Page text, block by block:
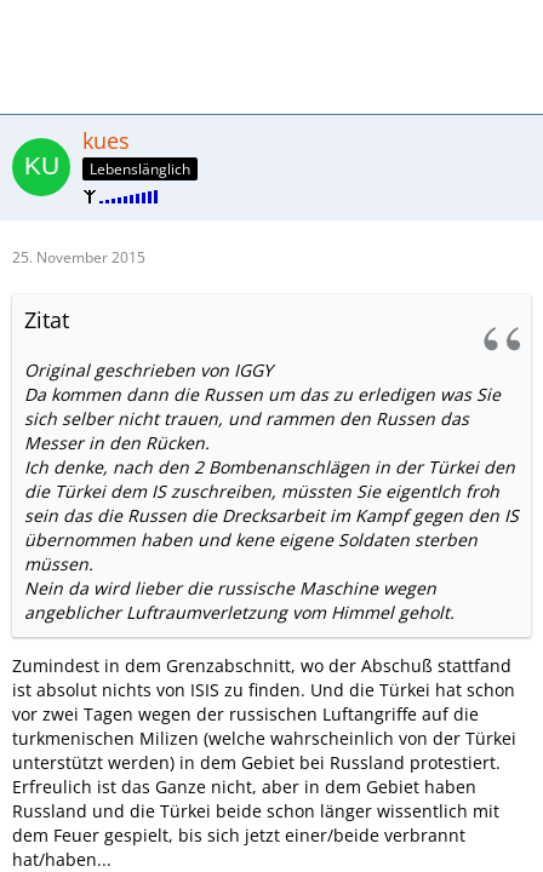
kues
Lebenslänglich
25. November 2015
Zitat
Original geschrieben von IGGY
Da kommen dann die Russen um das zu erledigen was Sie
sich selber nicht trauen, und rammen den Russen das
Messer in den Rücken.
Ich denke, nach den 2 Bombenanschlägen in der Türkei den
die Türkei dem IS zuschreiben, müssten Sie eigentlch froh
sein das die Russen die Drecksarbeit im Kampf gegen den IS
übernommen haben und kene eigene Soldaten sterben
müssen.
Nein da wird lieber die russische Maschine wegen
angeblicher Luftraumverletzung vom Himmel geholt.
Zumindest in dem Grenzabschnitt, wo der Abschuß stattfand
ist absolut nichts von ISIS zu finden. Und die Türkei hat schon
vor zwei Tagen wegen der russischen Luftangriffe auf die
turkmenischen Milizen (welche wahrscheinlich von der Türkei
unterstützt werden) in dem Gebiet bei Russland protestiert.
Erfreulich ist das Ganze nicht, aber in dem Gebiet haben
Russland und die Türkei beide schon länger wissentlich mit
dem Feuer gespielt, bis sich jetzt einer/beide verbrannt
hat/haben...